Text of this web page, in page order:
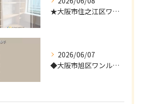
★大阪市住之江区ワンルームタイプ障がい者グループホーム情報★
2026/06/07
◆大阪市旭区ワンルームタイプ障がい者グループホーム情報◆